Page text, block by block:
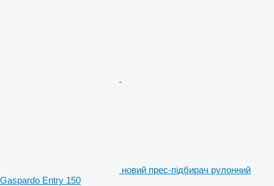
новий прес-підбирач рулонний
Gaspardo Entry 150